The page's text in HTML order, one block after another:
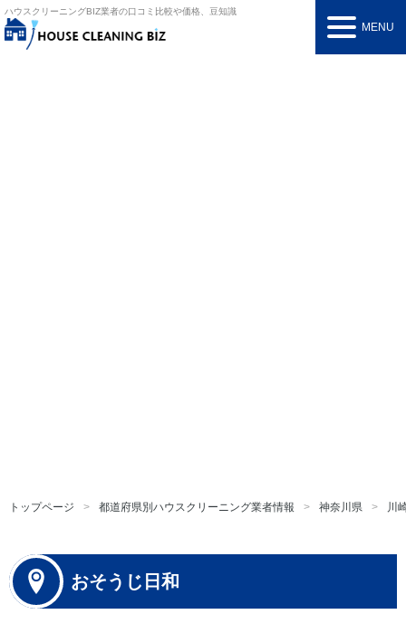
ハウスクリーニングBIZ業者の口コミ比較や価格、豆知識
MENU
トップページ 都道府県別ハウスクリーニング業者情報 神奈川県 川
おそうじ日和